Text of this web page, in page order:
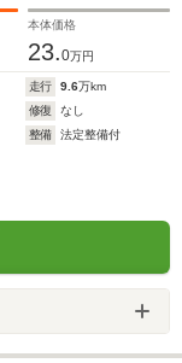
本体価格
23.0万円
走行 9.6万km
修復
なし
整備
法定整備付